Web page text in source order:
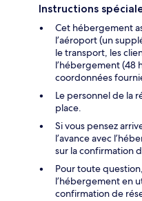
Instructions
Cet hébergement
l’aéroport (un
le transport, les
l’hébergement (48
coordonnées
Le personnel de la
place.
Si vous pensez
l’avance avec
sur la confirmation
Pour toute
l’hébergement en
confirmation de